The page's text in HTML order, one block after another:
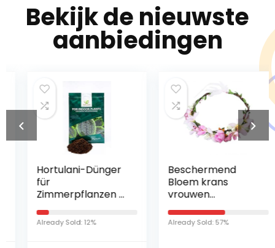
Bekijk de nieuwste
aanbiedingen
Hortulani-Dünger
Zimmerpflanzen –
universeller,
natürlicher,
organischer,
Already Sold: 12%
Beschermend
Bloem krans
vrouwen
hoofdband bruiloft
garland bruids
hoofdstuk
Already Sold: 57%